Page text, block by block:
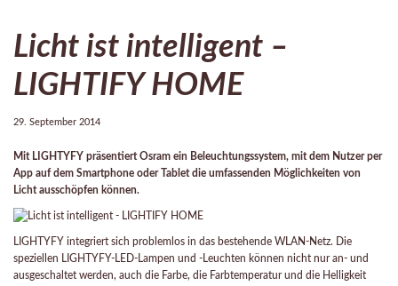
Licht ist intelligent –
LIGHTIFY HOME
29. September 2014
Mit LIGHTYFY präsentiert Osram ein Beleuchtungssystem, mit dem Nutzer per
App auf dem Smartphone oder Tablet die umfassenden Möglichkeiten von
Licht ausschöpfen können.
LIGHTYFY integriert sich problemlos in das bestehende WLAN-Netz. Die
speziellen LIGHTYFY-LED-Lampen und -Leuchten können nicht nur an- und
ausgeschaltet werden, auch die Farbe, die Farbtemperatur und die Helligkeit